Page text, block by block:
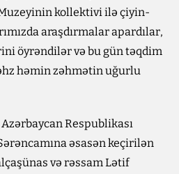
kollektivi ilə çiyin-
araşdırmalar apardılar,
öyrəndilər və bu gün təqdim
həmin zəhmətin uğurlu
Respublikası
əsasən keçirilən
və rəssam Lətif